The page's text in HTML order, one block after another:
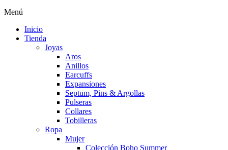
Menú
Inicio
Tienda
Joyas
Aros
Anillos
Earcuffs
Expansiones
Septum, Pins & Argollas
Pulseras
Collares
Tobilleras
Ropa
Mujer
Colección Boho Summer